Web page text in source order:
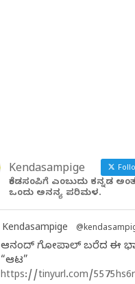
Kendasampige
ಕೆಂಡಸಂಪಿಗೆ ಎಂಬುದು ಕನ್ನಡ
ಒಂದು ಅನನ್ಯ ಪರಿಮಳ.
Kendasampige
ಆನಂದ್‌ ಗೋಪಾಲ್‌ ಬರೆದ ಈ
“ಆಟ”
https://tinyurl.com/5575hs6r